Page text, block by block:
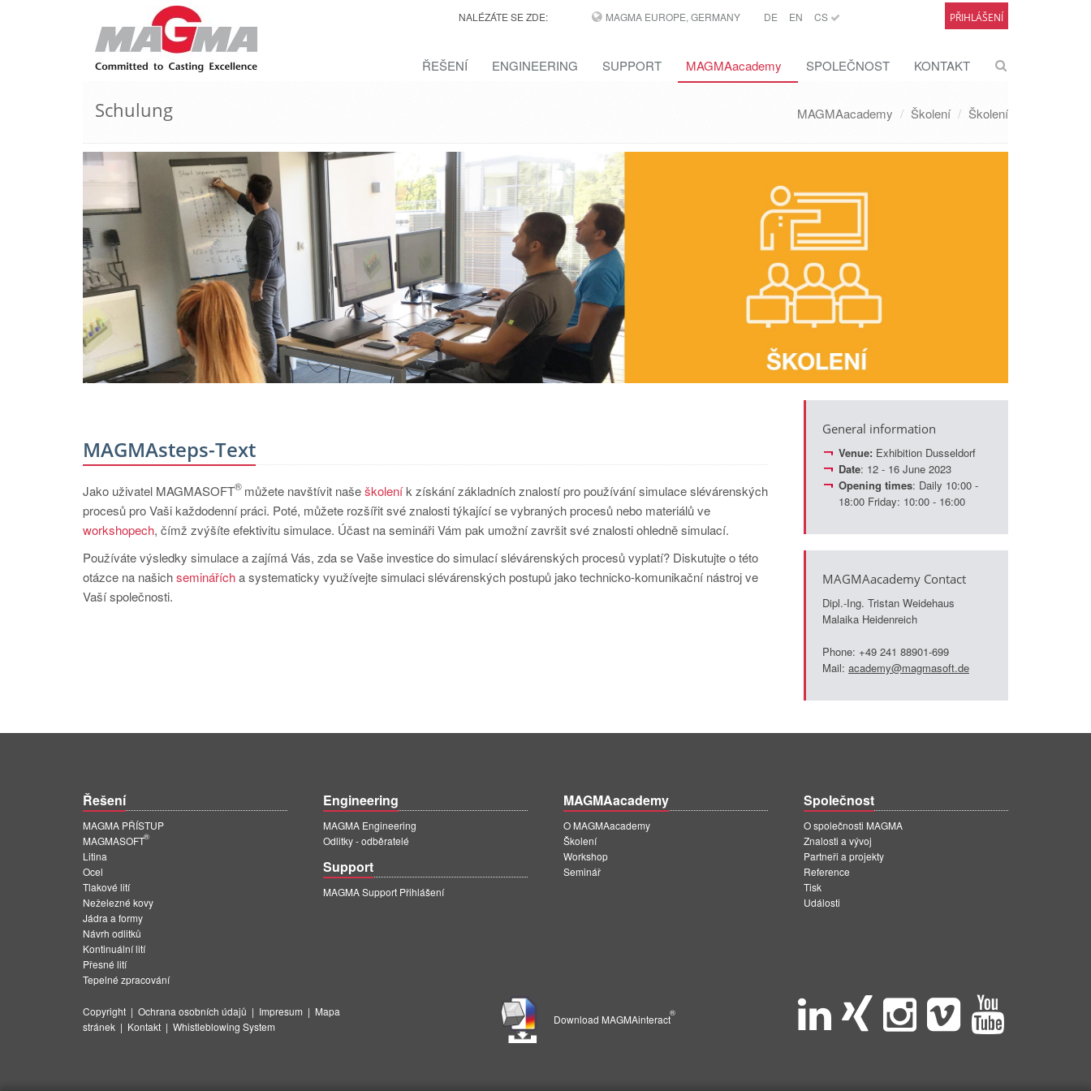
NALÉZÁTE SE ZDE: MAGMA EUROPE, GERMANY DE EN CS PŘIHLÁŠENÍ
ŘEŠENÍ ENGINEERING SUPPORT MAGMAacademy SPOLEČNOST KONTAKT
Schulung MAGMAacademy Školení Školení
MAGMAsteps-Text
Jako uživatel MAGMASOFT
®můžete navštívit našeškoleník získání základních znalostí pro používání simulace slévárenských
procesů pro Vaši každodenní práci. Poté, můžete rozšířit své znalosti týkající se vybraných procesů nebo materiálů ve
workshopech, čímž zvýšíte efektivitu simulace. Účast na semináři Vám pak umožní završit své znalosti ohledně simulací.
Používáte výsledky simulace a zajímá Vás, zda se Vaše investice do simulací slévárenských procesů vyplatí? Diskutujte o této
otázce na našichseminářícha systematicky využívejte simulaci slévárenských postupů jako technicko-komunikační nástroj ve
Vaší společnosti.
General information
Venue: Exhibition Dusseldorf
Date: 12 - 16 June 2023
Opening times: Daily 10:00 -
18:00 Friday: 10:00 - 16:00
MAGMAacademy Contact
Dipl.-Ing. Tristan Weidehaus
Malaika Heidenreich
Phone: +49 241 88901-699
Mail: academy@magmasoft.de
Řešení
MAGMA PŘÍSTUP
MAGMASOFT
®
Litina
Ocel
Tlakové lití
Neželezné kovy
Jádra a formy
Návrh odlitků
Kontinuální lití
Přesné lití
Tepelné zpracování
Engineering
MAGMA Engineering
Odlitky - odběratelé
Support
MAGMA Support Přihlášení
MAGMAacademy
O MAGMAacademy
Školení
Workshop
Seminář
Společnost
O společnosti MAGMA
Znalosti a vývoj
Partneři a projekty
Reference
Tisk
Události
Copyright | Ochrana osobních údajů | Impresum | Mapa
stránek | Kontakt | Whistleblowing System
Download MAGMAinteract
®